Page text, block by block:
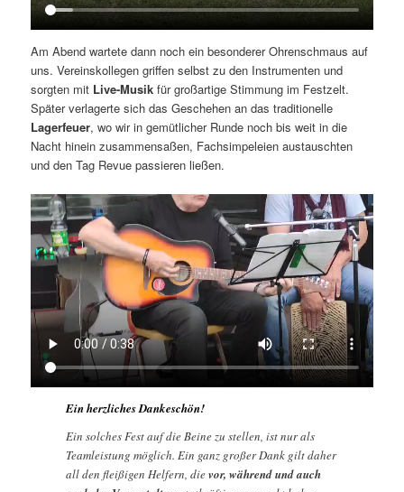
Am Abend wartete dann noch ein besonderer Ohrenschmaus auf
uns. Vereinskollegen griffen selbst zu den Instrumenten und
sorgten mit Live-Musik für großartige Stimmung im Festzelt.
Später verlagerte sich das Geschehen an das traditionelle
Lagerfeuer, wo wir in gemütlicher Runde noch bis weit in die
Nacht hinein zusammensaßen, Fachsimpeleien austauschten
und den Tag Revue passieren ließen.
Ein herzliches Dankeschön!
Ein solches Fest auf die Beine zu stellen, ist nur als
Teamleistung möglich. Ein ganz großer Dank gilt daher
all den fleißigen Helfern, dievor, während und auch